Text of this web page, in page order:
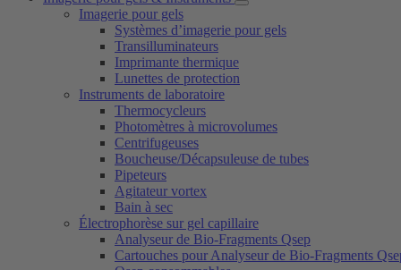
Imagerie pour gels
Systèmes d’imagerie pour gels
Transilluminateurs
Imprimante thermique
Lunettes de protection
Instruments de laboratoire
Thermocycleurs
Photomètres à microvolumes
Centrifugeuses
Boucheuse/Décapsuleuse de tubes
Pipeteurs
Agitateur vortex
Bain à sec
Électrophorèse sur gel capillaire
Analyseur de Bio-Fragments Qsep
Cartouches pour Analyseur de Bio-Fragments